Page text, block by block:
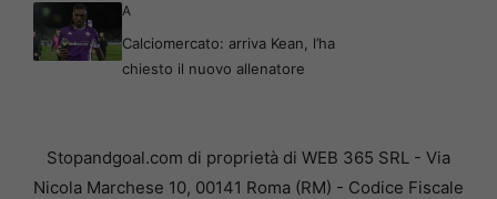
A
Calciomercato: arriva Kean, l’ha
chiesto il nuovo allenatore
Stopandgoal.com di proprietà di WEB 365 SRL - Via
Nicola Marchese 10, 00141 Roma (RM) - Codice Fiscale